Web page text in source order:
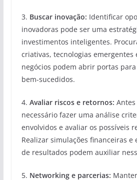
3. Buscar inovação: Identificar
inovadoras pode ser uma
investimentos inteligentes.
criativas, tecnologias emergentes
negócios podem abrir portas
bem-sucedidos.
4. Avaliar riscos e retornos:
necessário fazer uma análise
envolvidos e avaliar os possíveis
Realizar simulações financeiras e
de resultados podem auxiliar
5. Networking e parcerias: